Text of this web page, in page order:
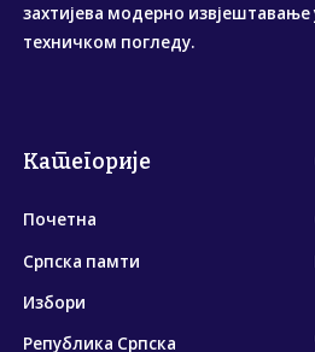
захтијева модерно
техничком погледу.
Категорије
Почетна
Српска памти
Избори
Република Српска